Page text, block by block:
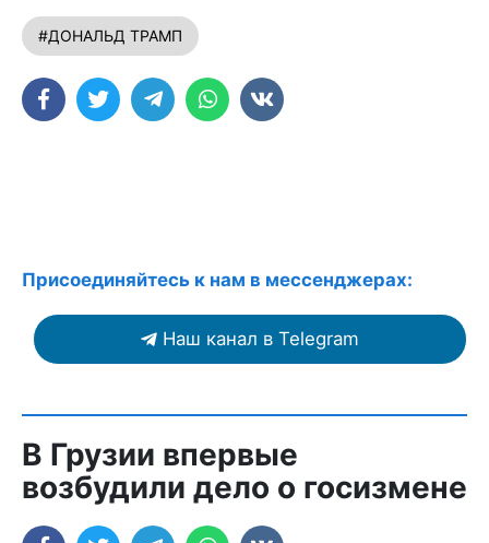
#ДОНАЛЬД ТРАМП
Присоединяйтесь к нам в мессенджерах:
Наш канал в Telegram
В Грузии впервые
возбудили дело о госизмене